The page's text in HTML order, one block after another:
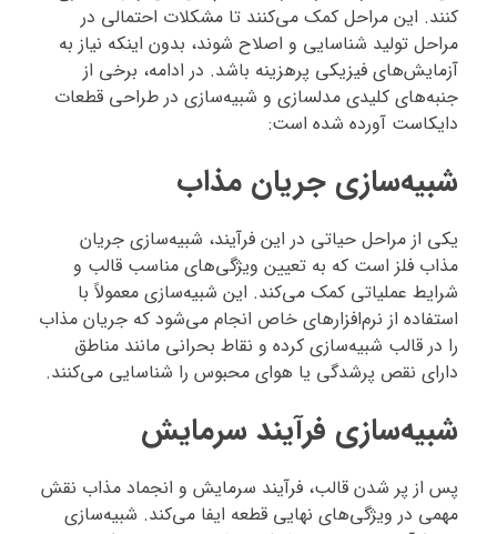
کنند. این مراحل کمک می‌کنند تا مشکلات احتمالی در
مراحل تولید شناسایی و اصلاح شوند، بدون اینکه نیاز به
آزمایش‌های فیزیکی پرهزینه باشد. در ادامه، برخی از
جنبه‌های کلیدی مدلسازی و شبیه‌سازی در طراحی قطعات
دایکاست آورده شده است:
شبیه‌سازی جریان مذاب
یکی از مراحل حیاتی در این فرآیند، شبیه‌سازی جریان
مذاب فلز است که به تعیین ویژگی‌های مناسب قالب و
شرایط عملیاتی کمک می‌کند. این شبیه‌سازی معمولاً با
استفاده از نرم‌افزارهای خاص انجام می‌شود که جریان مذاب
را در قالب شبیه‌سازی کرده و نقاط بحرانی مانند مناطق
دارای نقص پرشدگی یا هوای محبوس را شناسایی می‌کنند.
شبیه‌سازی فرآیند سرمایش
پس از پر شدن قالب، فرآیند سرمایش و انجماد مذاب نقش
مهمی در ویژگی‌های نهایی قطعه ایفا می‌کند. شبیه‌سازی